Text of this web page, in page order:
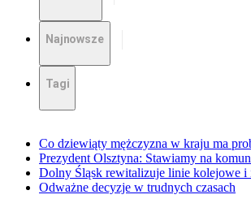
Najnowsze
Tagi
Co dziewiąty mężczyzna w kraju ma
Prezydent Olsztyna: Stawiamy na
Dolny Śląsk rewitalizuje linie kolejowe i
Odważne decyzje w trudnych czasach